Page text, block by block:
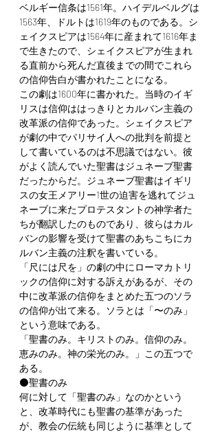
ベルギー信条は1561年。ハイデルベルグは
1563年、ドルトは1619年のものである。シ
ェイクスピアは1564年に産まれて1616年ま
で生きたので、シェイクスピアが生まれ
る直前から死んだ直後までの間でこれら
の信仰告白が書かれたことになる。
この劇は1600年に書かれた。当時のイギ
リスは信仰ははっきりとカルバン主義の
改革派の信仰であった。シェイクスピア
が劇の中でパリサイ人への批判を前提と
して書いているのは不思議ではない。彼
がよく読んでいた聖書はジュネーブ聖書
だったからだ。ジュネーブ聖書はイギリ
スの女王メアリー1世の迫害を逃れてジュ
ネーブに来たプロテスタントの神学者た
ちが翻訳したのものであり、彼らはカル
バンの影響を受けて聖書のあちこちにカ
ルバン主義の注釈を書いている。
「尺には尺を」の劇の中にローマカトリ
ックの信仰に対する訴えがあるが、その
中に改革派の信仰をまとめた五つのソラ
の信仰が出て来る。ソラとは「〜のみ」
という意味である。
「聖書のみ。キリストのみ。信仰のみ。
恵みのみ。神の栄光のみ。」この五つで
ある。
⚫️聖書のみ
何に対して「聖書のみ」なのかという
と、改革時代にも聖書の基準があった
が、教会の伝統も同じように基準として